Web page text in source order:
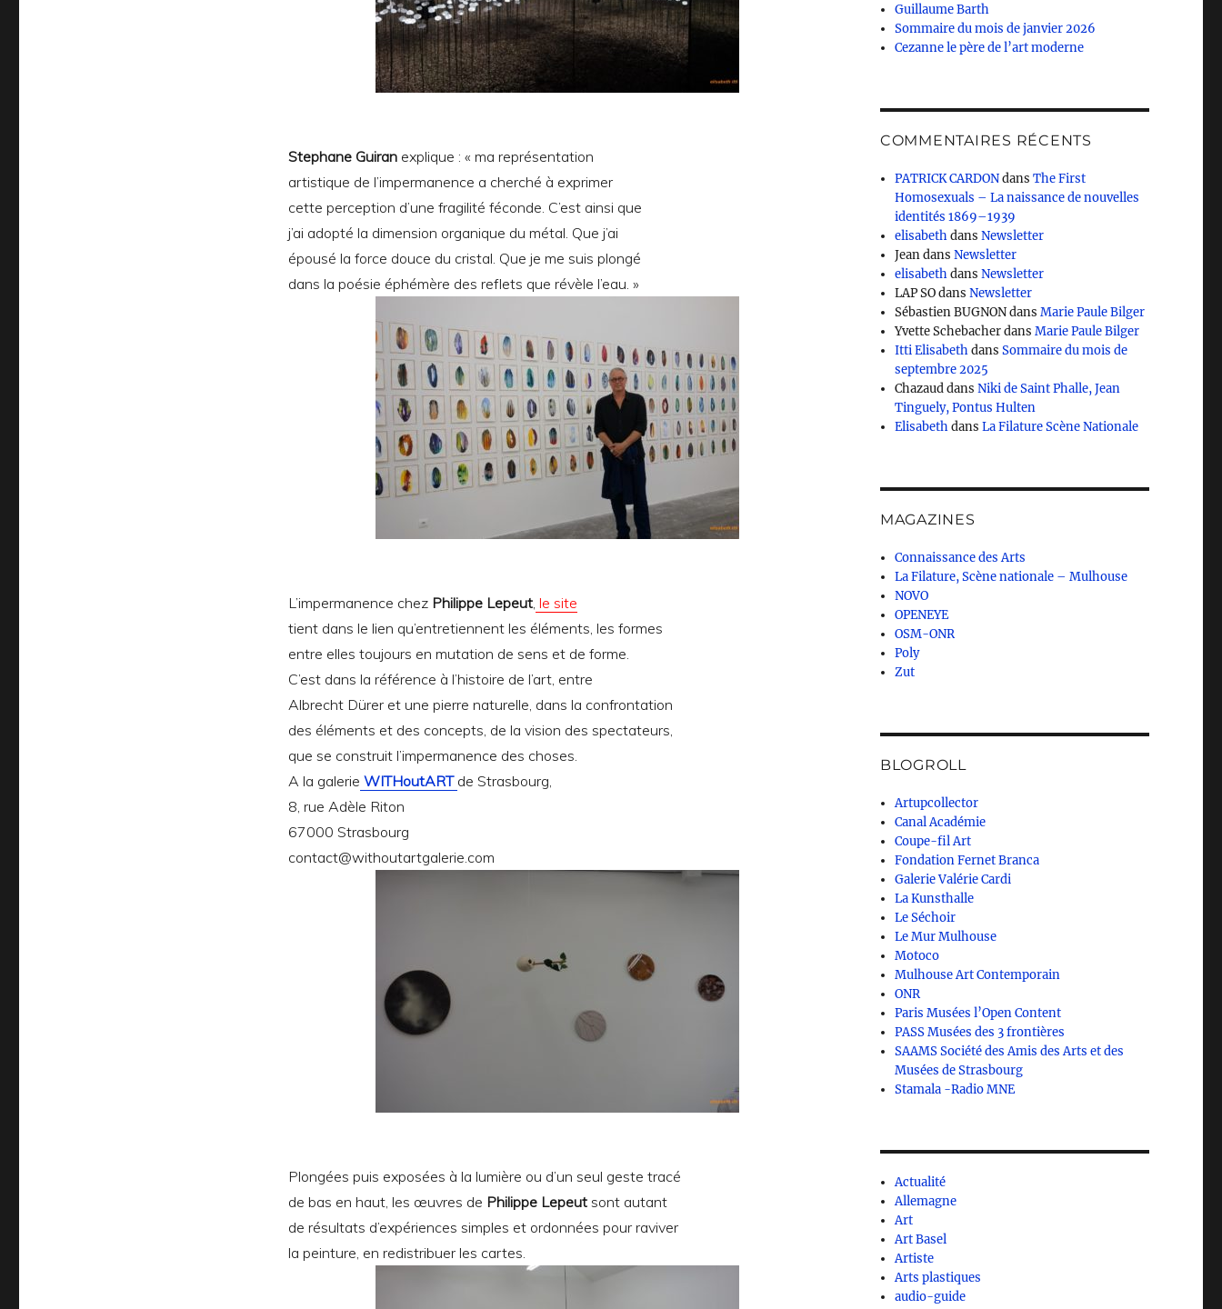
Stephane Guiranexplique : « ma représentation
artistique de l’impermanence a cherché à exprimer
cette perception d’une fragilité féconde. C’est ainsi que
j’ai adopté la dimension organique du métal. Que j’ai
épousé la force douce du cristal. Que je me suis plongé
dans la poésie éphémère des reflets que révèle l’eau. »
L’impermanence chez Philippe Lepeut, le site
tient dans le lien qu’entretiennent les éléments, les formes
entre elles toujours en mutation de sens et de forme.
C’est dans la référence à l’histoire de l’art, entre
Albrecht Dürer et une pierre naturelle, dans la confrontation
des éléments et des concepts, de la vision des spectateurs,
que se construit l’impermanence des choses.
A la galerie WITHoutART de Strasbourg,
8, rue Adèle Riton
67000 Strasbourg
contact@withoutartgalerie.com
Plongées puis exposées à la lumière ou d’un seul geste tracé
de bas en haut, les œuvres de Philippe Lepeutsont autant
de résultats d’expériences simples et ordonnées pour raviver
la peinture, en redistribuer les cartes.
Guillaume Barth
Sommaire du mois de janvier 2026
Cezanne le père de l’art moderne
COMMENTAIRES RÉCENTS
PATRICK CARDONdansThe First
Homosexuals – La naissance de nouvelles
identités 1869–1939
elisabethdansNewsletter
JeandansNewsletter
elisabethdansNewsletter
LAP SOdansNewsletter
Sébastien BUGNONdansMarie Paule Bilger
Yvette SchebacherdansMarie Paule Bilger
Itti ElisabethdansSommaire du mois de
septembre 2025
ChazauddansNiki de Saint Phalle, Jean
Tinguely, Pontus Hulten
ElisabethdansLa Filature Scène Nationale
MAGAZINES
Connaissance des Arts
La Filature, Scène nationale – Mulhouse
NOVO
OPENEYE
OSM-ONR
Poly
Zut
BLOGROLL
Artupcollector
Canal Académie
Coupe-fil Art
Fondation Fernet Branca
Galerie Valérie Cardi
La Kunsthalle
Le Séchoir
Le Mur Mulhouse
Motoco
Mulhouse Art Contemporain
ONR
Paris Musées l’Open Content
PASS Musées des 3 frontières
SAAMS Société des Amis des Arts et des
Musées de Strasbourg
Stamala -Radio MNE
Actualité
Allemagne
Art
Art Basel
Artiste
Arts plastiques
audio-guide